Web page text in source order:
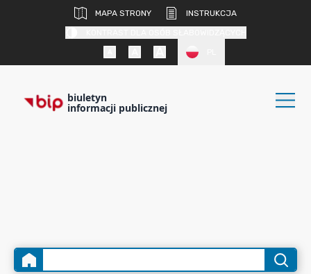
MAPA STRONY
INSTRUKCJA
biuletyn
informacji publicznej